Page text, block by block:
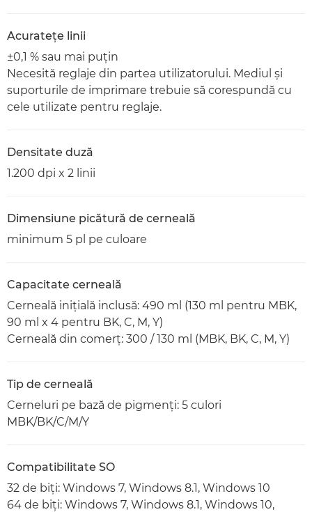
Acurateţe linii
±0,1 % sau mai puţin
Necesită reglaje din partea utilizatorului. Mediul şi
suporturile de imprimare trebuie să corespundă cu
cele utilizate pentru reglaje.
Densitate duză
1.200 dpi x 2 linii
Dimensiune picătură de cerneală
minimum 5 pl pe culoare
Capacitate cerneală
Cerneală iniţială inclusă: 490 ml (130 ml pentru MBK,
90 ml x 4 pentru BK, C, M, Y)
Cerneală din comerţ: 300 / 130 ml (MBK, BK, C, M, Y)
Tip de cerneală
Cerneluri pe bază de pigmenţi: 5 culori
MBK/BK/C/M/Y
Compatibilitate SO
32 de biţi: Windows 7, Windows 8.1, Windows 10
64 de biţi: Windows 7, Windows 8.1, Windows 10,